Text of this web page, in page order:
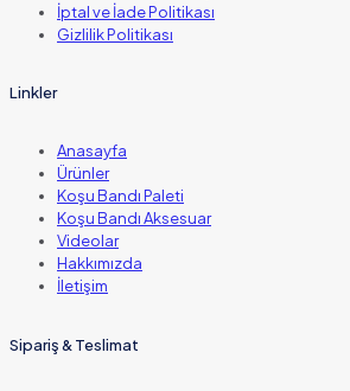
İptal ve İade Politikası
Gizlilik Politikası
Linkler
Anasayfa
Ürünler
Koşu Bandı Paleti
Koşu Bandı Aksesuar
Videolar
Hakkımızda
İletişim
Sipariş & Teslimat